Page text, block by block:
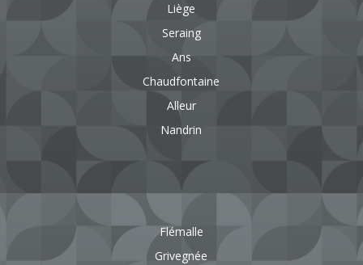
Liège
Seraing
Ans
Chaudfontaine
Alleur
Nandrin
Flémalle
Grivegnée